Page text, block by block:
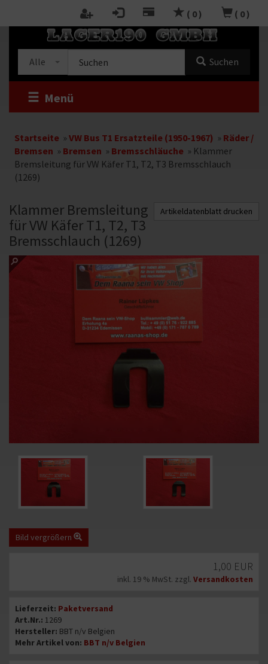
( 0 ) ( 0 )
Alle
Shop
Suchen
Menü
Startseite » VW Bus T1 Ersatzteile (1950-1967) » Räder /
Bremsen » Bremsen » Bremsschläuche » Klammer
Bremsleitung für VW Käfer T1, T2, T3 Bremsschlauch
(1269)
Artikeldatenblatt drucken
Klammer Bremsleitung
für VW Käfer T1, T2, T3
Bremsschlauch (1269)
Bild vergrößern
Klammer
Bremsleitung
für
VW
1,00 EUR
inkl. 19 % MwSt. zzgl. Versandkosten
Informationen
Lieferzeit: Paketversand
Art.Nr.: 1269
Hersteller: BBT n/v Belgien
Mehr Artikel von: BBT n/v Belgien